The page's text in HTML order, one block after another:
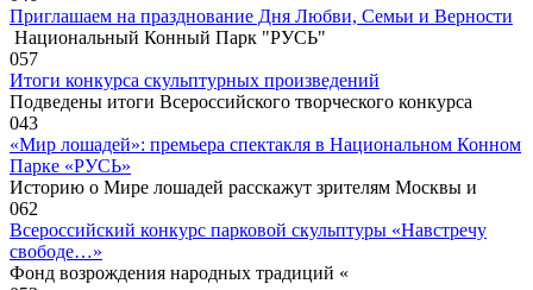
Приглашаем на празднование Дня Любви, Семьи и Верности
Национальный Конный Парк "РУСЬ"
057
Итоги конкурса скульптурных произведений
Подведены итоги Всероссийского творческого конкурса
043
«Мир лошадей»: премьера спектакля в Национальном Конном
Парке «РУСЬ»
Историю о Мире лошадей расскажут зрителям Москвы и
062
Всероссийский конкурс парковой скульптуры «Навстречу
свободе…»
Фонд возрождения народных традиций «